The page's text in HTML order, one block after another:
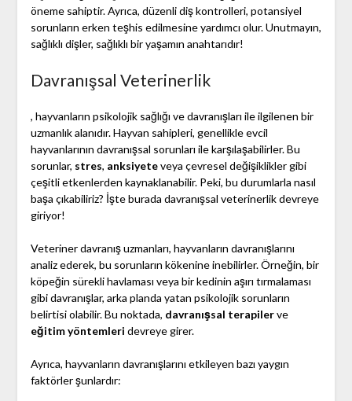
öneme sahiptir. Ayrıca, düzenli diş kontrolleri, potansiyel
sorunların erken teşhis edilmesine yardımcı olur. Unutmayın,
sağlıklı dişler, sağlıklı bir yaşamın anahtarıdır!
Davranışsal Veterinerlik
, hayvanların psikolojik sağlığı ve davranışları ile ilgilenen bir
uzmanlık alanıdır. Hayvan sahipleri, genellikle evcil
hayvanlarının davranışsal sorunları ile karşılaşabilirler. Bu
sorunlar, stres, anksiyeteveya çevresel değişiklikler gibi
çeşitli etkenlerden kaynaklanabilir. Peki, bu durumlarla nasıl
başa çıkabiliriz? İşte burada davranışsal veterinerlik devreye
giriyor!
Veteriner davranış uzmanları, hayvanların davranışlarını
analiz ederek, bu sorunların kökenine inebilirler. Örneğin, bir
köpeğin sürekli havlaması veya bir kedinin aşırı tırmalaması
gibi davranışlar, arka planda yatan psikolojik sorunların
belirtisi olabilir. Bu noktada, davranışsal terapilerve
eğitim yöntemleri devreye girer.
Ayrıca, hayvanların davranışlarını etkileyen bazı yaygın
faktörler şunlardır: